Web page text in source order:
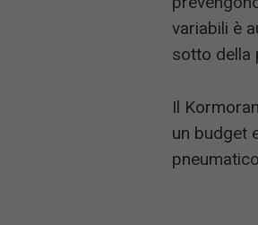
variabili è
sotto della
Il
un budget